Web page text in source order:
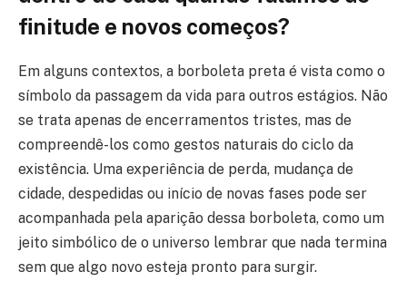
finitude e novos começos?
Em alguns contextos, a borboleta preta é vista como o
símbolo da passagem da vida para outros estágios. Não
se trata apenas de encerramentos tristes, mas de
compreendê-los como gestos naturais do ciclo da
existência. Uma experiência de perda, mudança de
cidade, despedidas ou início de novas fases pode ser
acompanhada pela aparição dessa borboleta, como um
jeito simbólico de o universo lembrar que nada termina
sem que algo novo esteja pronto para surgir.